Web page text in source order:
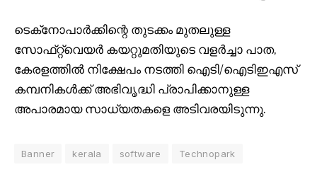
ടെക്‌നോപാർക്കിന്റെ തുടക്കം മുതലുള്ള
സോഫ്‌റ്റ്‌വെയർ കയറ്റുമതിയുടെ വളർച്ചാ പാത,
കേരളത്തിൽ നിക്ഷേപം നടത്തി ഐടി/ഐടിഇഎസ്
കമ്പനികൾക്ക് അഭിവൃദ്ധി പ്രാപിക്കാനുള്ള
അപാരമായ സാധ്യതകളെ അടിവരയിടുന്നു.
Banner kerala software Technopark